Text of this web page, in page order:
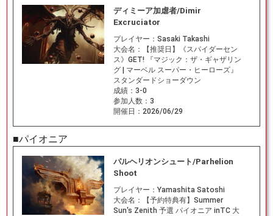
ディミーア加虐者/Dimir
Excruciator
プレイヤー： Sasaki Takashi
大会名：
【推奨日】《スパイダーセン
ス》GET! 『マジック：ザ・ギャザリン
グ | マーベル スーパー・ヒーローズ』
スタンダードショーダウン
成績： 3-0
参加人数： 3
開催日： 2026/06/29
■パイオニア
パルヘリオンシュート/Parhelion
Shoot
プレイヤー： Yamashita Satoshi
大会名：
【予約特典有】Summer
Sun's Zenith 予選 パイオニア inTC 大